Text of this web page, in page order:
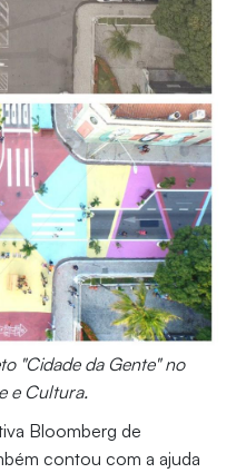
da Gente" no
e Cultura.
Bloomberg de
contou com a ajuda